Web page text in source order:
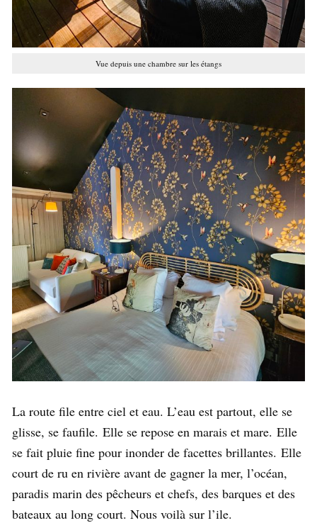
Vue depuis une chambre sur les étangs
La route file entre ciel et eau. L’eau est partout, elle se
glisse, se faufile. Elle se repose en marais et mare. Elle
se fait pluie fine pour inonder de facettes brillantes. Elle
court de ru en rivière avant de gagner la mer, l’océan,
paradis marin des pêcheurs et chefs, des barques et des
bateaux au long court. Nous voilà sur l’ile.